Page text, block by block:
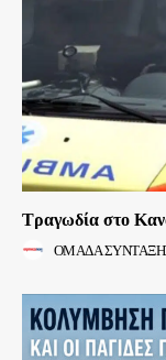
Τραγωδία στο
ΟΜΑΔΑ